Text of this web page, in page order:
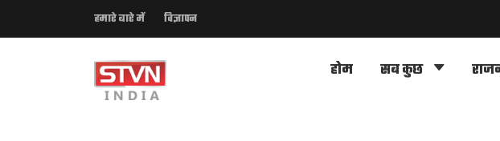
हमारे बारे में विज्ञापन
होम सब कुछ